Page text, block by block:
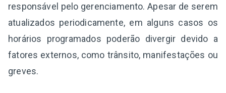
responsável pelo gerenciamento. Apesar de serem
atualizados periodicamente, em alguns casos os
horários programados poderão divergir devido a
fatores externos, como trânsito, manifestações ou
greves.